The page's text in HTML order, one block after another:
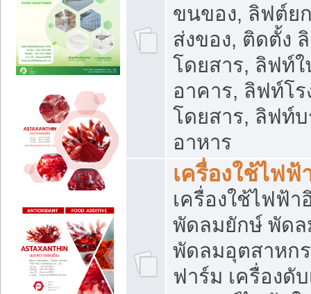
ขนของ, ลิฟต์ย
ส่งของ, ติดตั้ง
โดยสาร, ลิฟท์
อาคาร, ลิฟท์โ
โดยสาร, ลิฟท์
อาหาร
เครื่องใช้ไฟฟ้
เครื่องใช้ไฟฟ้า
พัดลมยักษ์ พัด
พัดลมอุตสาหก
ฟาร์ม เครื่องดั